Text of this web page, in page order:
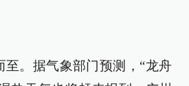
至。据气象部门预测，“龙舟